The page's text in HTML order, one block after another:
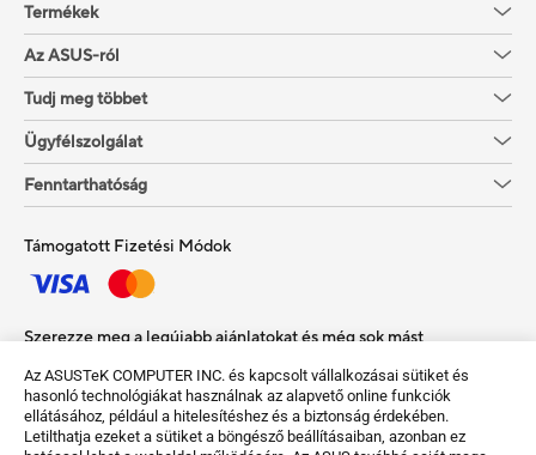
Az ASUSTeK COMPUTER INC. és kapcsolt vállalkozásai sütiket és
hasonló technológiákat használnak az alapvető online funkciók
ellátásához, például a hitelesítéshez és a biztonság érdekében.
Letilthatja ezeket a sütiket a böngésző beállításaiban, azonban ez
Termékek
Az ASUS-ról
Tudj meg többet
Ügyfélszolgálat
Fenntarthatóság
Támogatott Fizetési Módok
Szerezze meg a legújabb ajánlatokat és még sok mást
Sign up